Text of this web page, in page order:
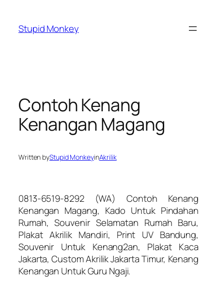
content
Stupid Monkey
Contoh Kenang
Kenangan Magang
Written byStupid MonkeyinAkrilik
0813-6519-8292 (WA) Contoh Kenang
Kenangan Magang, Kado Untuk Pindahan
Rumah, Souvenir Selamatan Rumah Baru,
Plakat Akrilik Mandiri, Print UV Bandung,
Souvenir Untuk Kenang2an, Plakat Kaca
Jakarta, Custom Akrilik Jakarta Timur, Kenang
Kenangan Untuk Guru Ngaji.